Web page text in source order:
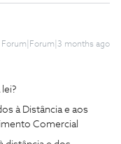
Forum|Forum|3 months ago
à Distância e aos
Comercial